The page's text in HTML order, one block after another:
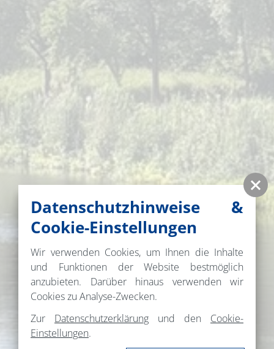
Datenschutzhinweise &
Cookie-Einstellungen
Wir verwenden Cookies, um Ihnen die Inhalte
und Funktionen der Website bestmöglich
anzubieten. Darüber hinaus verwenden wir
Cookies zu Analyse-Zwecken.
Zur Datenschutzerklärung und den Cookie-
Einstellungen.